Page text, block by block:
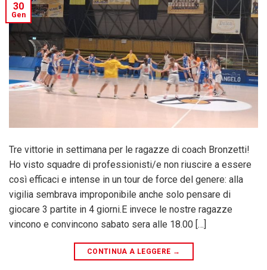
30
Gen
Tre vittorie in settimana per le ragazze di coach Bronzetti!
Ho visto squadre di professionisti/e non riuscire a essere
così efficaci e intense in un tour de force del genere: alla
vigilia sembrava improponibile anche solo pensare di
giocare 3 partite in 4 giorni.E invece le nostre ragazze
vincono e convincono sabato sera alle 18.00 […]
CONTINUA A LEGGERE →